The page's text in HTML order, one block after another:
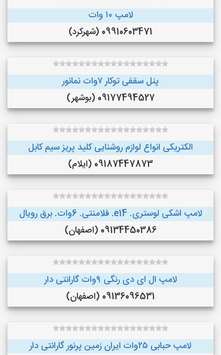
لامپ ۱۰ وات
09910603471 (شهرکرد)
پنل سقفی توکار ۷وات نمانور
09177494527 (بوشهر)
الکتریکی انواع لوازم روشنایی کلید پریز سیم کابل
09187447873 (ایلام)
لامپ اشکی لوستری. e14. فلامنتی. 6وات. برق رویال
09134450386 (اصفهان)
لامپ ال ای دی رنگی ۹وات گارانتی دار
09136096531 (اصفهان)
لامپ حبابی ۲۵وات ایران زمین پرنور گارانتی دار